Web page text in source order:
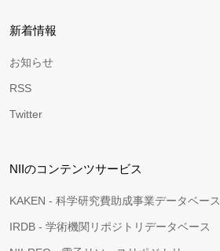
新着情報
お知らせ
RSS
Twitter
NIIのコンテンツサービス
KAKEN - 科学研究費助成事業データベース
IRDB - 学術機関リポジトリデータベース